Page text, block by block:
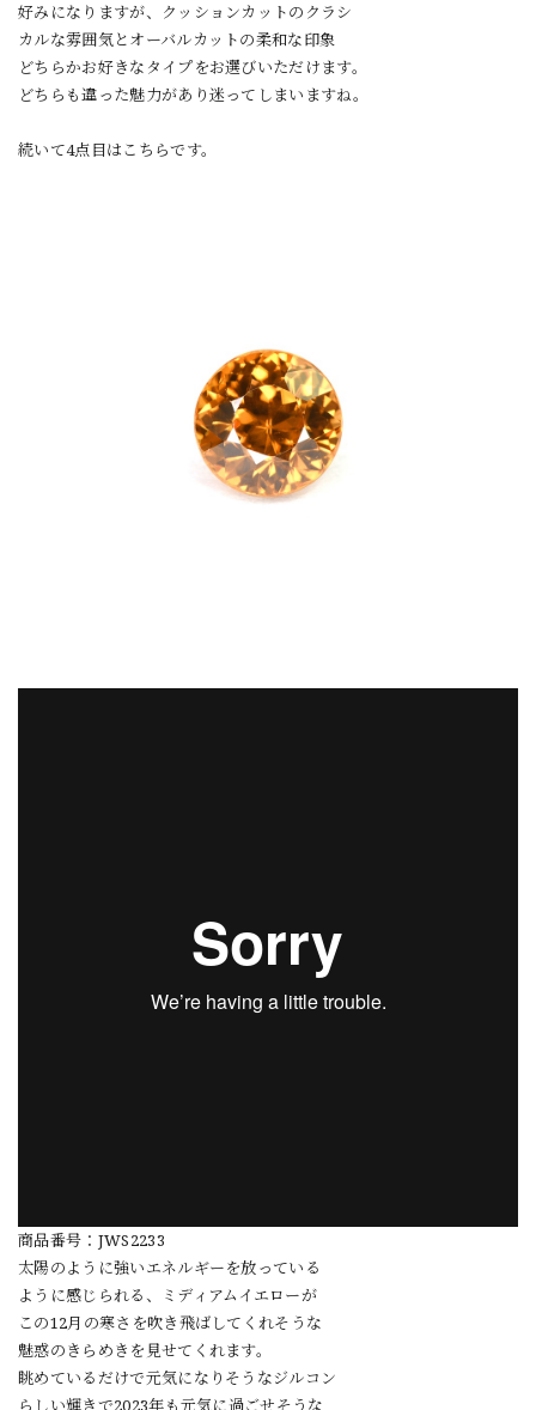
好みになりますが、クッションカットのクラシ
カルな雰囲気とオーバルカットの柔和な印象
どちらかお好きなタイプをお選びいただけます。
どちらも違った魅力があり迷ってしまいますね。
続いて4点目はこちらです。
商品番号：JWS2233
太陽のように強いエネルギーを放っている
ように感じられる、ミディアムイエローが
この12月の寒さを吹き飛ばしてくれそうな
魅惑のきらめきを見せてくれます。
眺めているだけで元気になりそうなジルコン
らしい輝きで2023年も元気に過ごせそうな